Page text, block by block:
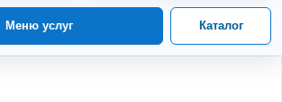
Меню услуг Каталог